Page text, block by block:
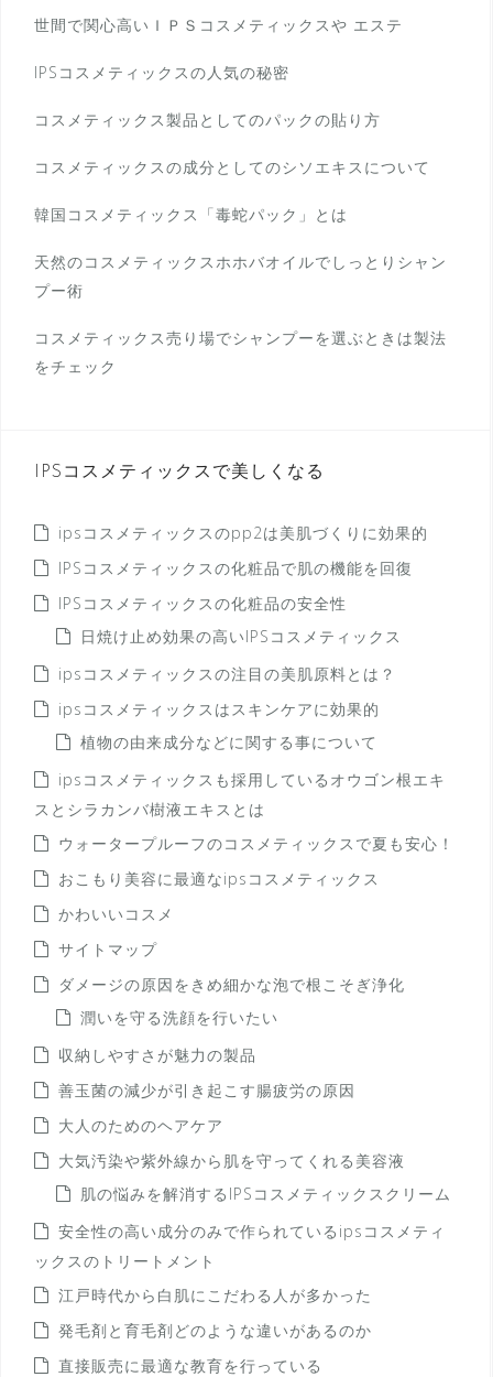
世間で関心高いＩＰＳコスメティックスや エステ
IPSコスメティックスの人気の秘密
コスメティックス製品としてのパックの貼り方
コスメティックスの成分としてのシソエキスについて
韓国コスメティックス「毒蛇パック」とは
天然のコスメティックスホホバオイルでしっとりシャン
プー術
コスメティックス売り場でシャンプーを選ぶときは製法
をチェック
IPSコスメティックスで美しくなる
ipsコスメティックスのpp2は美肌づくりに効果的
IPSコスメティックスの化粧品で肌の機能を回復
IPSコスメティックスの化粧品の安全性
日焼け止め効果の高いIPSコスメティックス
ipsコスメティックスの注目の美肌原料とは？
ipsコスメティックスはスキンケアに効果的
植物の由来成分などに関する事について
ipsコスメティックスも採用しているオウゴン根エキ
スとシラカンバ樹液エキスとは
ウォータープルーフのコスメティックスで夏も安心！
おこもり美容に最適なipsコスメティックス
かわいいコスメ
サイトマップ
ダメージの原因をきめ細かな泡で根こそぎ浄化
潤いを守る洗顔を行いたい
収納しやすさが魅力の製品
善玉菌の減少が引き起こす腸疲労の原因
大人のためのヘアケア
大気汚染や紫外線から肌を守ってくれる美容液
肌の悩みを解消するIPSコスメティックスクリーム
安全性の高い成分のみで作られているipsコスメティ
ックスのトリートメント
江戸時代から白肌にこだわる人が多かった
発毛剤と育毛剤どのような違いがあるのか
直接販売に最適な教育を行っている